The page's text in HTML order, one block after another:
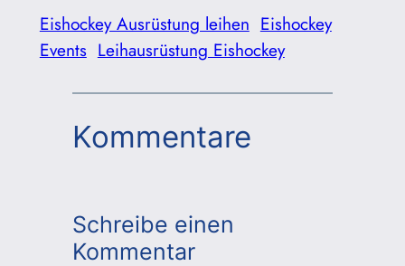
Eishockey Ausrüstung leihen Eishockey
Events Leihausrüstung Eishockey
Kommentare
Schreibe einen
Kommentar